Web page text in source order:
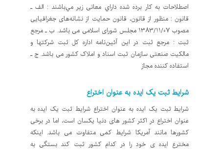
اصطلاحات به كار برده شده داراي معانی زير مي‌باشند : الف ـ
قانون : منظور از قانون، قانون حمايت از نشانه‌های جغرافيایی
مصوب 1383/11/07 مجلس شورای اسلامی می باشد. ب ـ مرجع
ثبت : مرجع ثبت در اين آئين‌نامه اداره كل ثبت شركتها و
مالكيت صنعتی سازمان ثبت اسناد و املاک كشور می باشد. ج ـ
استفاده كننده مجاز
شرایط ثبت یک ایده به عنوان اختراع
شرایط ثبت یک ایده به عنوان اختراع شرایط ثبت یک ایده به
عنوان اختراع در اکثر کشور های دنیا یکسان است، اما در برخی
کشورها مانند آمریکا شرایط کمی متفاوت می باشد. اینکه
مخترع ایده ی خود را در کدام کشور ثبت کند بستگی به